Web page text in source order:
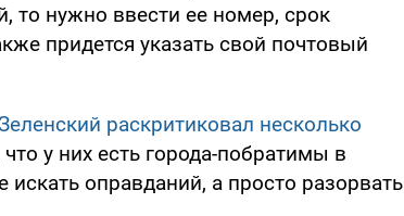
то нужно ввести ее номер, срок
придется указать свой почтовый
раскритиковал несколько
что у них есть города-побратимы в
оправданий, а просто разорвать